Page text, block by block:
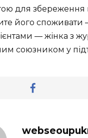
для збереження
його споживати
— жінка з
союзником у